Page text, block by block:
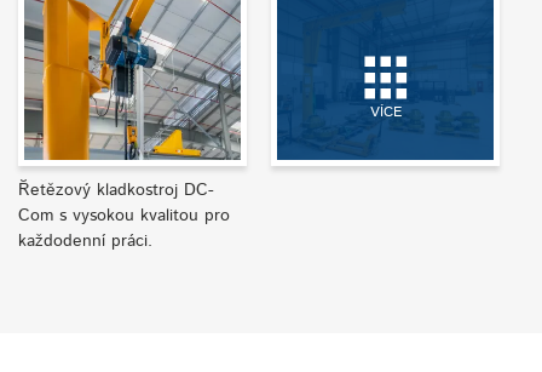
Řetězový kladkostroj DC-
Com s vysokou kvalitou pro
každodenní práci.
VÍCE